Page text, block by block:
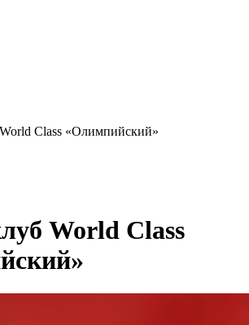
Class «Олимпийский»
World Class